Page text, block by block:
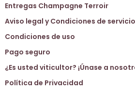
Entregas Champagne Terroir
Aviso legal y Condiciones de servicio
Condiciones de uso
Pago seguro
¿Es usted viticultor? ¡Únase a
Política de Privacidad